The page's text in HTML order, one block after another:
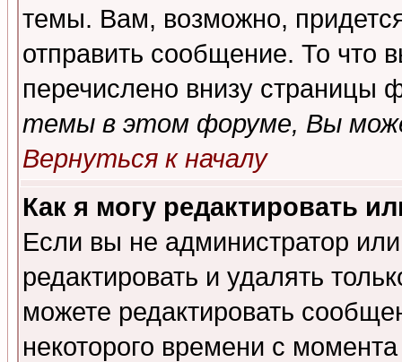
темы. Вам, возможно,
отправить сообщение. То что
перечислено внизу страницы
темы в этом форуме, Вы
Вернуться к началу
Как я могу редактировать
Если вы не администратор
редактировать и удалять
можете редактировать
некоторого времени с